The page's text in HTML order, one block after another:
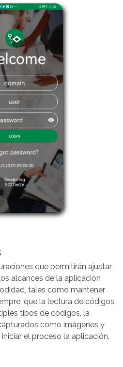
que permitirán ajustar
alcances de la aplicación
tales como mantener
que la lectura de códigos
tipos de códigos, la
como imágenes y
el proceso la aplicación,